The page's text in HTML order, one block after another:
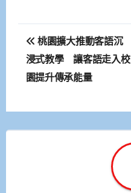
文
章
導
覽
桃園擴大推動客語沉
浸式教學 讓客語走入校
園提升傳承能量